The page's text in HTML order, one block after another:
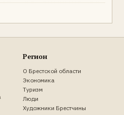
Регион
О Брестской области
Экономика
Туризм
Люди
Художники Брестчины